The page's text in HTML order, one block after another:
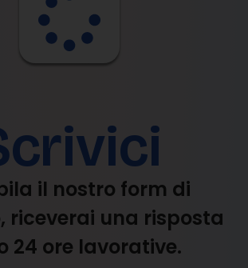
il nostro form di
riceverai una risposta
24 ore lavorative.